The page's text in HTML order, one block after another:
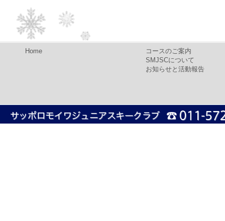
Home
コースのご案内
SMJSCについて
お知らせと活動報告